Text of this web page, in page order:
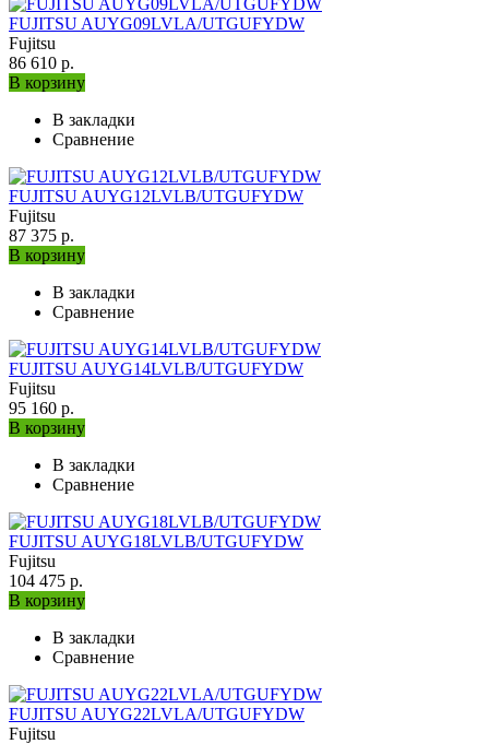
FUJITSU AUYG09LVLA/UTGUFYDW
Fujitsu
86 610 р.
В корзину
В закладки
Сравнение
FUJITSU AUYG12LVLB/UTGUFYDW
Fujitsu
87 375 р.
В корзину
В закладки
Сравнение
FUJITSU AUYG14LVLB/UTGUFYDW
Fujitsu
95 160 р.
В корзину
В закладки
Сравнение
FUJITSU AUYG18LVLB/UTGUFYDW
Fujitsu
104 475 р.
В корзину
В закладки
Сравнение
FUJITSU AUYG22LVLA/UTGUFYDW
Fujitsu